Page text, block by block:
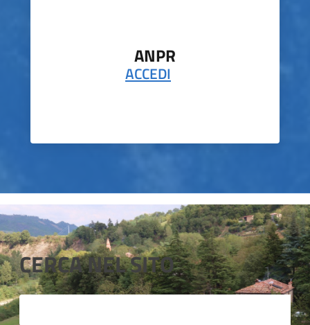
ANPR
ACCEDI
CERCA NEL SITO